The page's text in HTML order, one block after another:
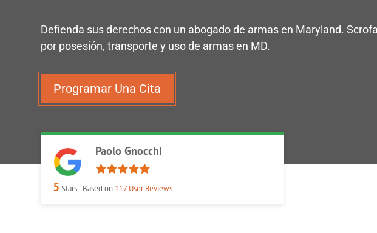
Defienda sus derechos con un abogado de armas en Maryland.
por posesión, transporte y uso de armas en MD.
Programar Una Cita
Paolo Gnocchi
5 Stars - Based on 117User Reviews